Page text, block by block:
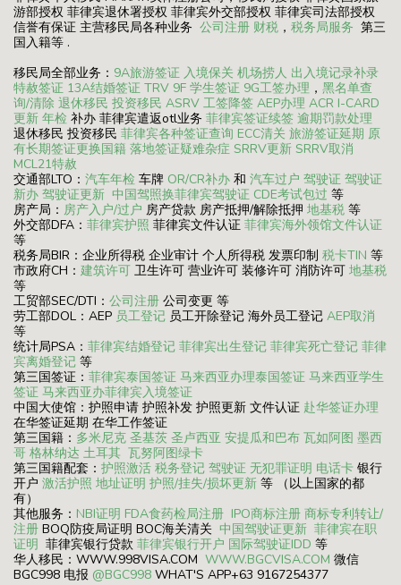
游部授权 菲律宾退休署授权 菲律宾外交部授权 菲律宾司法部授权
信誉有保证 主营移民局各种业务 公司注册 财税 ， 税务局服务 第三
国入籍等 .
移民局全部业务： 9A旅游签证 入境保关 机场捞人 出入境记录补录
特赦签证 13A结婚签证 TRV 9F 学生签证 9G工签办理 ， 黑名单查
询/清除 退休移民 投资移民 ASRV 工签降签 AEP办理 ACR I-CARD
更新 年检 补办 菲律宾遣返otl业务 菲律宾签证续签 逾期罚款处理
退休移民 投资移民 菲律宾各种签证查询 ECC清关 旅游签证延期 原
有长期签证更换国籍 落地签证疑难杂症 SRRV更新 SRRV取消
MCL21特赦
交通部LTO： 汽车年检 车牌 OR/CR补办 和 汽车过户 驾驶证 驾驶证
新办 驾驶证更新 中国驾照换菲律宾驾驶证 CDE考试包过 等
房产局： 房产入户/过户 房产贷款 房产抵押/解除抵押 地基税 等
外交部DFA： 菲律宾护照 菲律宾文件认证 菲律宾海外领馆文件认证
等
税务局BIR：企业所得税 企业审计 个人所得税 发票印制 税卡TIN 等
市政府CH： 建筑许可 卫生许可 营业许可 装修许可 消防许可 地基税
等
工贸部SEC/DTI： 公司注册 公司变更 等
劳工部DOL：AEP 员工登记 员工开除登记 海外员工登记 AEP取消
等
统计局PSA： 菲律宾结婚登记 菲律宾出生登记 菲律宾死亡登记 菲律
宾离婚登记 等
第三国签证： 菲律宾泰国签证 马来西亚办理泰国签证 马来西亚学生
签证 马来西亚办菲律宾入境签证
中国大使馆：护照申请 护照补发 护照更新 文件认证 赴华签证办理
在华签证延期 在华工作签证
第三国籍： 多米尼克 圣基茨 圣卢西亚 安提瓜和巴布 瓦如阿图 墨西
哥 格林纳达 土耳其 瓦努阿图绿卡
第三国籍配套： 护照激活 税务登记 驾驶证 无犯罪证明 电话卡 银行
开户 激活护照 地址证明 护照/挂失/损坏更新 等 （以上国家的都
有）
其他服务： NBI证明 FDA食药检局注册 IPO商标注册 商标专利转让/
注册 BOQ防疫局证明 BOC海关清关 中国驾驶证更新 菲律宾在职
证明 菲律宾银行贷款 菲律宾银行开户 国际驾驶证IDD 等
华人移民：WWW.998VISA.COM WWW.BGCVISA.COM 微信
BGC998 电报 @BGC998 WHAT'S APP+63 9167254377